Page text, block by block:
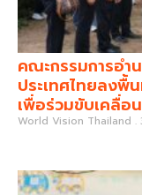
คณะกรรมการอ
ประเทศไทยลงพื้
เพื่อร่วมขับเคลื่อ
World Vision Thailand